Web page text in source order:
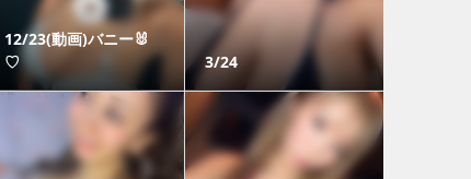
12/23(動画)バニー🐰
♡
3/24